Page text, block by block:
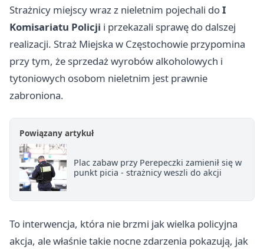
Strażnicy miejscy wraz z nieletnim pojechali doI
Komisariatu Policji i przekazali sprawę do dalszej
realizacji. Straż Miejska w Częstochowie przypomina
przy tym, że sprzedaż wyrobów alkoholowych i
tytoniowych osobom nieletnim jest prawnie
zabroniona.
Powiązany artykuł
Plac zabaw przy Perepeczki zamienił się w
punkt picia - strażnicy weszli do akcji
To interwencja, która nie brzmi jak wielka policyjna
akcja, ale właśnie takie nocne zdarzenia pokazują, jak